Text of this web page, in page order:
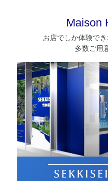
Maison
お店でしか体験で
多数ご用